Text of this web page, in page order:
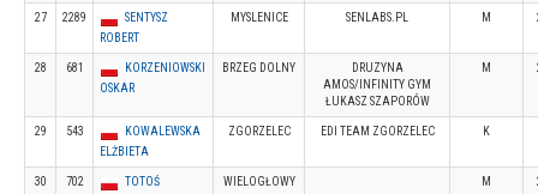
27 2289
SENTYSZ
ROBERT
MYSLENICE SENLABS.PL M
28 681
KORZENIOWSKI
OSKAR
BRZEG DOLNY
DRUZYNA
AMOS/INFINITY GYM
ŁUKASZ SZAPORÓW
M
29 543
KOWALEWSKA
ELŻBIETA
ZGORZELEC EDI TEAM ZGORZELEC K
30 702
TOTOŚ
WIELOGŁOWY M